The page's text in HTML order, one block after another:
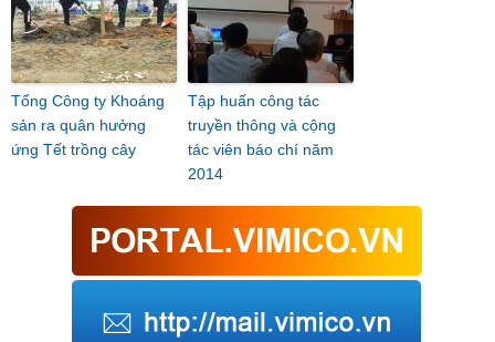
Tổng Công ty Khoáng
sản ra quân hưởng
ứng Tết trồng cây
Tập huấn công tác
truyền thông và cộng
tác viên báo chí năm
2014